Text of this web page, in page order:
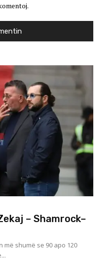
– Shamrock–
shumë se 90 apo 120